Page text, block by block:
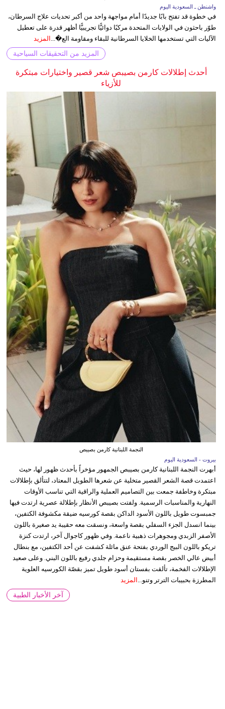
واشنطن ـ السعودية اليوم
في خطوة قد تفتح بابًا جديدًا أمام مواجهة واحد من أكبر تحديات علاج السرطان،
طوّر باحثون في الولايات المتحدة مركبًا دوائيًّا تجريبيًّا أظهر قدرة على تعطيل
الآليات التي تستخدمها الخلايا السرطانية للبقاء ومقاومة الع�... المزيد
المزيد من التحقيقات السياحية
أحدث إطلالات كارمن بصيبص شعر قصير واختيارات مبتكرة
للأزياء
النجمة اللبنانية كارمن بصيبص
بيروت - السعودية اليوم
أبهرت النجمة اللبنانية كارمن بصيبص الجمهور مؤخراً بأحدث ظهور لها، حيث
اعتمدت قصة الشعر القصير متخلية عن شعرها الطويل المعتاد، لتتألق بإطلالات
مبتكرة وخاطفة جمعت بين التصاميم العملية والراقية التي تناسب الأوقات
النهارية والمناسبات الرسمية. ولفتت بصيبص الأنظار بإطلالة عصرية ارتدت فيها
جمبسوت طويل باللون الأسود الداكن بقصة كورسيه ضيقة مكشوفة الكتفين،
بينما انسدل الجزء السفلي بقصة واسعة، ونسقت معه حقيبة يد صغيرة باللون
الأصفر الزبدي ومجوهرات ذهبية ناعمة. وفي ظهور كاجوال آخر، ارتدت كنزة
تريكو باللون البيج الوردي بفتحة عنق مائلة كشفت عن أحد الكتفين، مع بنطال
أبيض عالي الخصر بقصة مستقيمة وحزام جلدي رفيع باللون البني. وعلى صعيد
الإطلالات الفخمة، تألقت بفستان أسود طويل تميز بقصّة الكورسيه العلوية
المطرزة بحبيبات الترتر وتنو... المزيد
آخر الأخبار الطبية